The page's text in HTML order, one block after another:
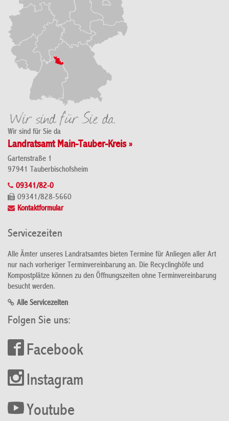
Wir sind für Sie da
Landratsamt Main-Tauber-Kreis »
Gartenstraße 1
97941 Tauberbischofsheim
09341/82-0
09341/828-5660
Kontaktformular
Servicezeiten
Alle Ämter unseres Landratsamtes bieten Termine für Anliegen aller Art
nur nach vorheriger Terminvereinbarung an. Die Recyclinghöfe und
Kompostplätze können zu den Öffnungszeiten ohne Terminvereinbarung
besucht werden.
Alle Servicezeiten
Folgen Sie uns:
Facebook
Instagram
Youtube